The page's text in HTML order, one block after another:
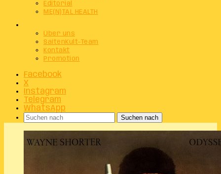
Editorial
ME(N)TAL HEALTH
Über uns
SaitenKult-Team
Kontakt
Promotion
Facebook
X
Instagram
Telegram
WhatsApp
Suchen nach